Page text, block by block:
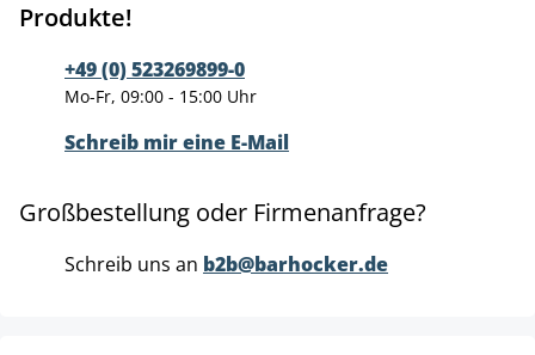
Produkte!
+49 (0) 523269899-0
Mo-Fr, 09:00 - 15:00 Uhr
Schreib mir eine E-Mail
Großbestellung oder Firmenanfrage?
Schreib uns an b2b@barhocker.de